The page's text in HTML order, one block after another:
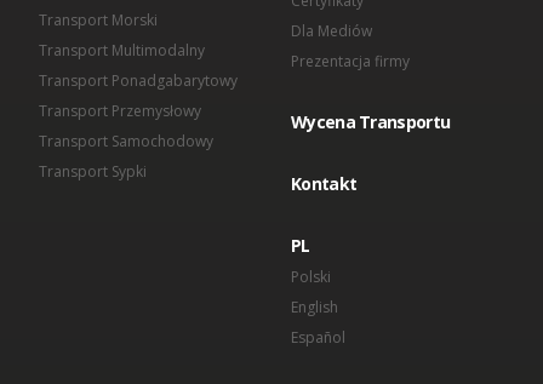
Transport Morski
Transport Multimodalny
Transport Ponadgabarytowy
Transport Przemysłowy
Transport Samochodowy
Transport Sypki
Dla Mediów
Prezentacja firmy
Wycena Transportu
Kontakt
PL
Polski
English
Español